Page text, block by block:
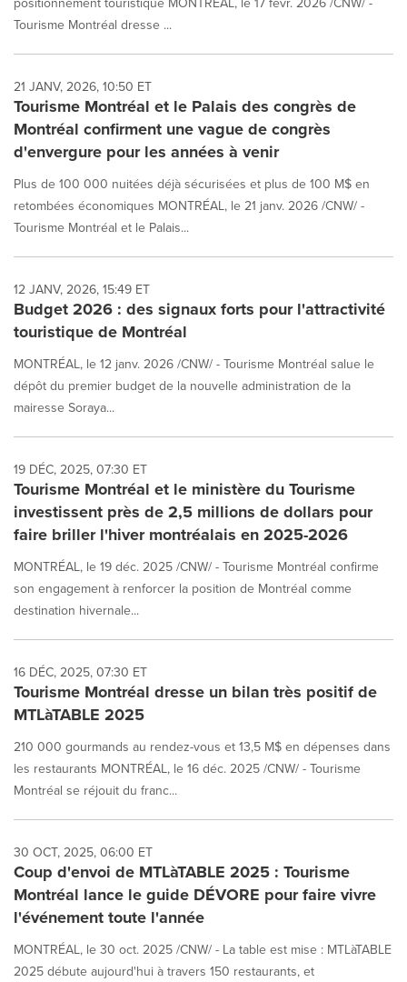
Tourisme Montréal dresse ...
21 JANV, 2026, 10:50 ET
Tourisme Montréal et le Palais des congrès de
Montréal confirment une vague de congrès
d'envergure pour les années à venir
Plus de 100 000 nuitées déjà sécurisées et plus de 100 M$ en
retombées économiques MONTRÉAL, le 21 janv. 2026 /CNW/ -
Tourisme Montréal et le Palais...
12 JANV, 2026, 15:49 ET
Budget 2026 : des signaux forts pour l'attractivité
touristique de Montréal
MONTRÉAL, le 12 janv. 2026 /CNW/ - Tourisme Montréal salue le
dépôt du premier budget de la nouvelle administration de la
mairesse Soraya...
19 DÉC, 2025, 07:30 ET
Tourisme Montréal et le ministère du Tourisme
investissent près de 2,5 millions de dollars pour
faire briller l'hiver montréalais en 2025-2026
MONTRÉAL, le 19 déc. 2025 /CNW/ - Tourisme Montréal confirme
son engagement à renforcer la position de Montréal comme
destination hivernale...
16 DÉC, 2025, 07:30 ET
Tourisme Montréal dresse un bilan très positif de
MTLàTABLE 2025
210 000 gourmands au rendez-vous et 13,5 M$ en dépenses dans
les restaurants MONTRÉAL, le 16 déc. 2025 /CNW/ - Tourisme
Montréal se réjouit du franc...
30 OCT, 2025, 06:00 ET
Coup d'envoi de MTLàTABLE 2025 : Tourisme
Montréal lance le guide DÉVORE pour faire vivre
l'événement toute l'année
MONTRÉAL, le 30 oct. 2025 /CNW/ - La table est mise : MTLàTABLE
2025 débute aujourd'hui à travers 150 restaurants, et